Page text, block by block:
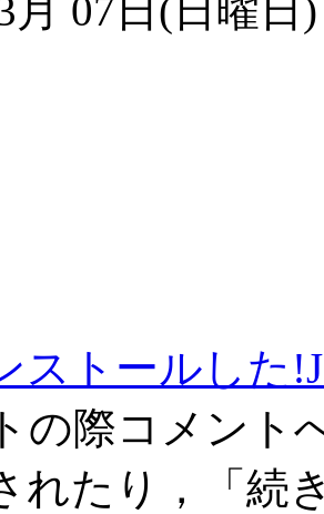
月 07日(日曜日
ストールした
の際コメント
れたり，「続